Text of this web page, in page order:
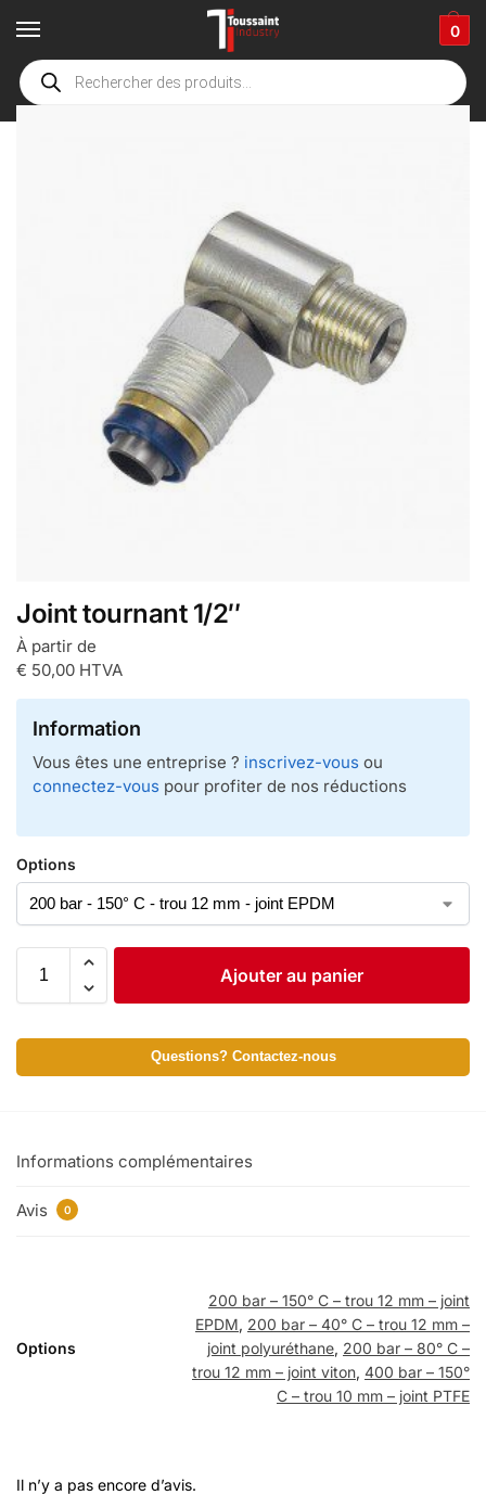
0
Accueil boutique / Accessoires de nettoyage
Joint tournant 1/2″
À partir de
€ 50,00 HTVA
Information
Vous êtes une entreprise ? inscrivez-vous ou
connectez-vous pour profiter de nos réductions
Options
Ajouter au panier
Questions? Contactez-nous
Informations complémentaires
Avis 0
Options
200 bar – 150° C – trou 12 mm – joint
EPDM, 200 bar – 40° C – trou 12 mm –
joint polyuréthane, 200 bar – 80° C –
trou 12 mm – joint viton, 400 bar – 150°
C – trou 10 mm – joint PTFE
Il n’y a pas encore d’avis.